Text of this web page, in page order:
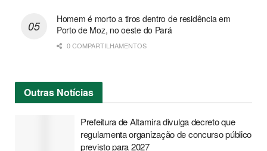
Homem é morto a tiros dentro de residência em
Porto de Moz, no oeste do Pará
0 COMPARTILHAMENTOS
Outras Notícias
Prefeitura de Altamira divulga decreto que
regulamenta organização de concurso público
previsto para 2027